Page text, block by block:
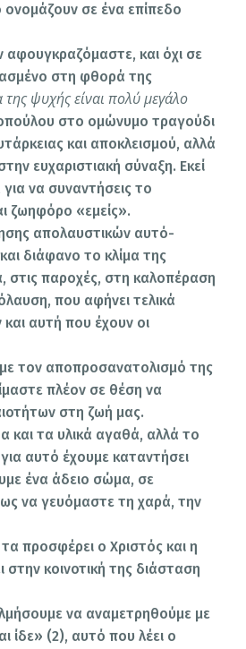
ονομάζουν σε ένα επίπεδο
αφουγκραζόμαστε, και όχι σε
στη φθορά της
ψυχής είναι πολύ μεγάλο
στο ομώνυμο τραγούδι
και αποκλεισμού, αλλά
ευχαριστιακή σύναξη. Εκεί
να συναντήσεις το
ζωηφόρο «εμείς».
απολαυστικών αυτό-
διάφανο το κλίμα της
στις παροχές, στη καλοπέραση
που αφήνει τελικά
αυτή που έχουν οι
τον αποπροσανατολισμό της
πλέον σε θέση να
στη ζωή μας.
και τα υλικά αγαθά, αλλά το
αυτό έχουμε καταντήσει
ένα άδειο σώμα, σε
να γευόμαστε τη χαρά, την
προσφέρει ο Χριστός και η
στην κοινοτική της διάσταση
να αναμετρηθούμε με
ίδε» (2), αυτό που λέει ο